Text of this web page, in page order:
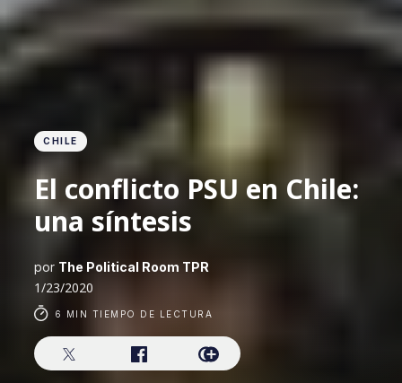
CHILE
El conflicto PSU en Chile:
una síntesis
por The Political Room TPR
1/23/2020
6 MIN TIEMPO DE LECTURA